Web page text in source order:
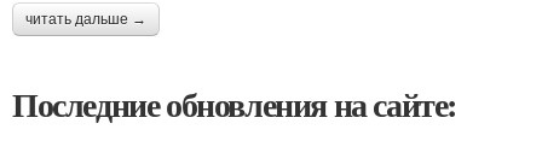
читать дальше →
Последние обновления на сайте: